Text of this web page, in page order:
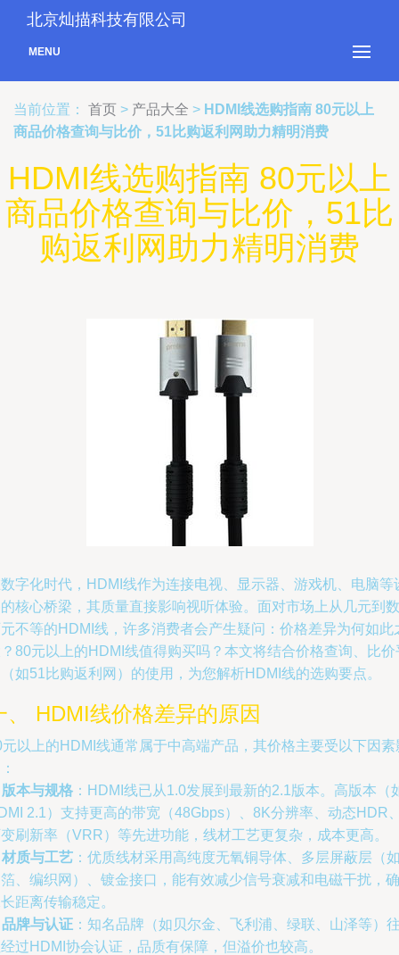
北京灿描科技有限公司
MENU
当前位置： 首页 > 产品大全 > HDMI线选购指南 80元以上
商品价格查询与比价，51比购返利网助力精明消费
HDMI线选购指南 80元以上
商品价格查询与比价，51比
购返利网助力精明消费
字化时代，HDMI线作为连接电视、显示器、游戏机、电脑等
核心桥梁，其质量直接影响视听体验。面对市场上从几元到数
不等的HDMI线，许多消费者会产生疑问：价格差异为何如此
80元以上的HDMI线值得购买吗？本文将结合价格查询、比价
如51比购返利网）的使用，为您解析HDMI线的选购要点。
、 HDMI线价格差异的原因
以上的HDMI线通常属于中高端产品，其价格主要受以下因素
版本与规格 ：HDMI线已从1.0发展到最新的2.1版本。高版本（
2.1）支持更高的带宽（48Gbps）、8K分辨率、动态HDR
刷新率（VRR）等先进功能，线材工艺更复杂，成本更高。
材质与工艺 ：优质线材采用高纯度无氧铜导体、多层屏蔽层（
、编织网）、镀金接口，能有效减少信号衰减和电磁干扰，确
距离传输稳定。
品牌与认证 ：知名品牌（如贝尔金、飞利浦、绿联、山泽等）
过HDMI协会认证，品质有保障，但溢价也较高。